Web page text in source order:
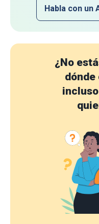
Habla con un
¿No
dónde